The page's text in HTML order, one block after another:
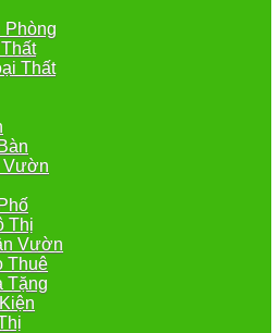
Phòng
Thất
Vườn
Thị
Vườn
Thuê
Tặng